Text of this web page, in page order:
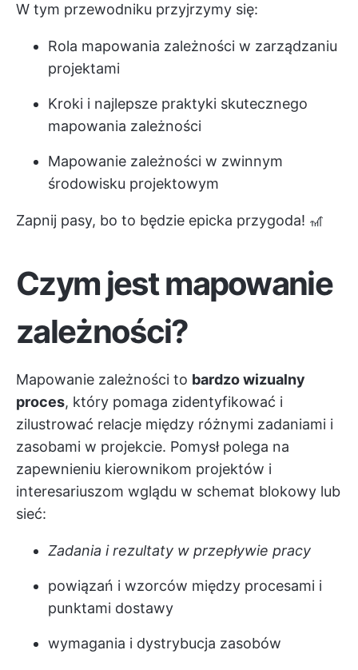
W tym przewodniku przyjrzymy się:
Rola mapowania zależności w zarządzaniu
projektami
Kroki i najlepsze praktyki skutecznego
mapowania zależności
Mapowanie zależności w zwinnym
środowisku projektowym
Zapnij pasy, bo to będzie epicka przygoda! 🎢
Czym jest mapowanie
zależności?
Mapowanie zależności to bardzo wizualny
proces, który pomaga zidentyfikować i
zilustrować relacje między różnymi zadaniami i
zasobami w projekcie. Pomysł polega na
zapewnieniu kierownikom projektów i
interesariuszom wglądu w schemat blokowy lub
sieć:
Zadania i rezultaty w przepływie pracy
powiązań i wzorców między procesami i
punktami dostawy
wymagania i dystrybucja zasobów